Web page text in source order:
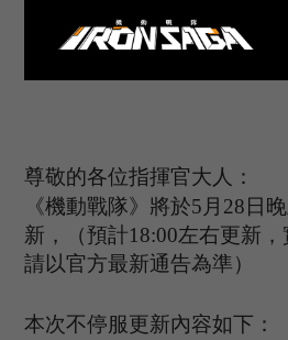
尊敬的各位指揮官大人：
《機動戰隊》將於5 月 28日
新，（預計1 8:00左右更新，
請以官方最新通告為準）
本次不停服更新內容如下：